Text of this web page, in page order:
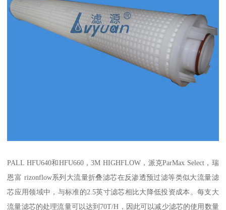
PALL HFU640和HFU660，3M HIGHFLOW，派克ParMax Select，瑞
恩富 rizonflow系列大流量折叠滤芯在反渗透预过滤等类似大流量滤
芯应用领域中，与标准的2.5英寸滤芯相比大降低投资成本。每支大
流量滤芯的处理流量可以达到70T/H，因此可以减少滤芯的使用数量